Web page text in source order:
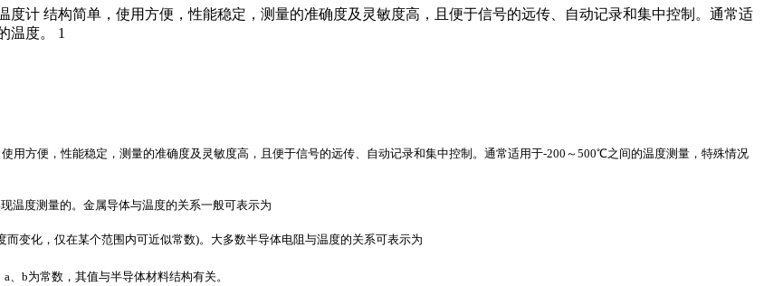
计 结构简单，使用方便，性能稳定，测量的准确度及灵敏度高，且便于信号的远传、自动记录和集中控制。通常适
温度。 1
用方便，性能稳定，测量的准确度及灵敏度高，且便于信号的远传、自动记录和集中控制。通常适用于-200～500℃之间的温度测量，特殊情况
温度测量的。金属导体与温度的关系一般可表示为
而变化，仅在某个范围内可近似常数)。大多数半导体电阻与温度的关系可表示为
、b为常数，其值与半导体材料结构有关。